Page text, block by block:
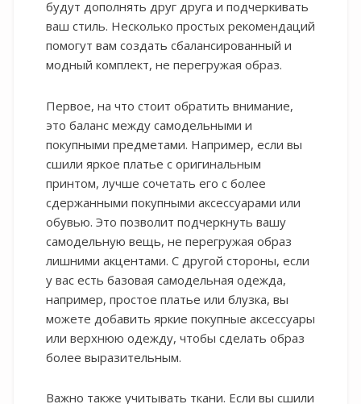
будут дополнять друг друга и подчеркивать
ваш стиль. Несколько простых рекомендаций
помогут вам создать сбалансированный и
модный комплект, не перегружая образ.
Первое, на что стоит обратить внимание,
это баланс между самодельными и
покупными предметами. Например, если вы
сшили яркое платье с оригинальным
принтом, лучше сочетать его с более
сдержанными покупными аксессуарами или
обувью. Это позволит подчеркнуть вашу
самодельную вещь, не перегружая образ
лишними акцентами. С другой стороны, если
у вас есть базовая самодельная одежда,
например, простое платье или блузка, вы
можете добавить яркие покупные аксессуары
или верхнюю одежду, чтобы сделать образ
более выразительным.
Важно также учитывать ткани. Если вы сшили